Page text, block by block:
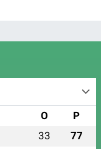
O P
33 77